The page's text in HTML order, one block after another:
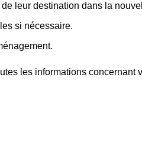
leur destination dans la
si nécessaire.
les informations concernant